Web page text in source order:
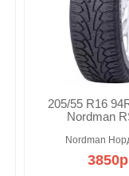
205/55 R16
Nordman
Nordman